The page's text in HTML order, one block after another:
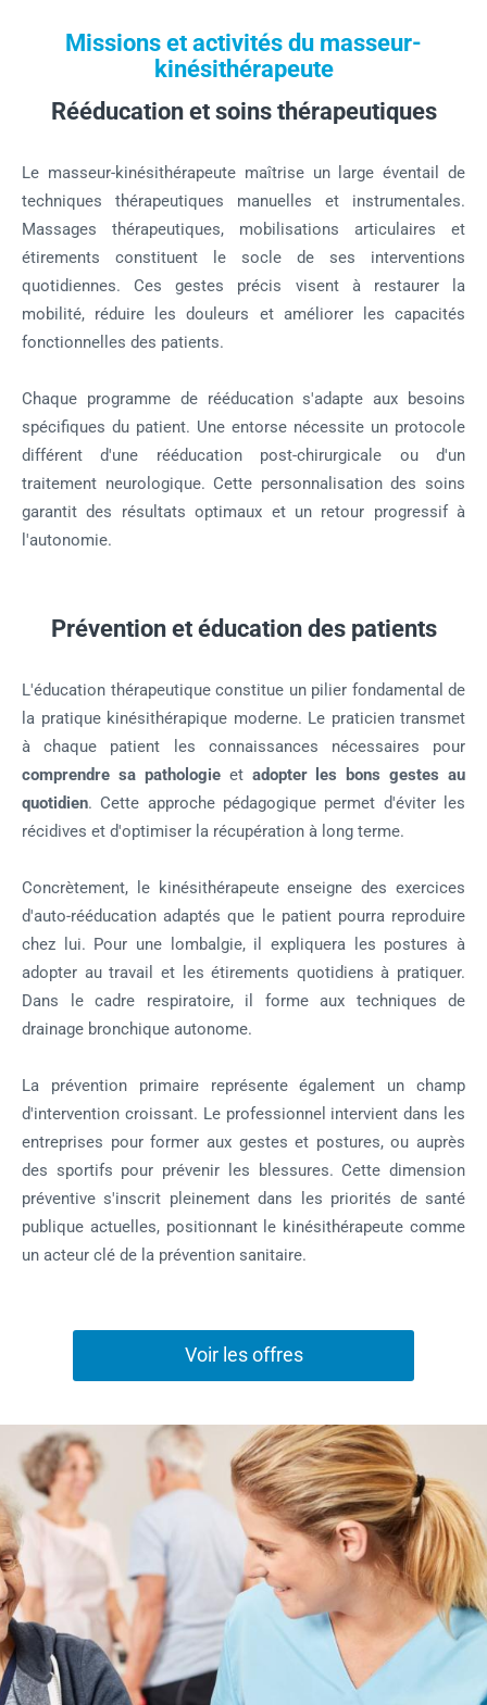
Missions et activités du masseur-
kinésithérapeute
Rééducation et soins thérapeutiques
Le masseur-kinésithérapeute maîtrise un large éventail de
techniques thérapeutiques manuelles et instrumentales.
Massages thérapeutiques, mobilisations articulaires et
étirements constituent le socle de ses interventions
quotidiennes. Ces gestes précis visent à restaurer la
mobilité, réduire les douleurs et améliorer les capacités
fonctionnelles des patients.
Chaque programme de rééducation s'adapte aux besoins
spécifiques du patient. Une entorse nécessite un protocole
différent d'une rééducation post-chirurgicale ou d'un
traitement neurologique. Cette personnalisation des soins
garantit des résultats optimaux et un retour progressif à
l'autonomie.
Prévention et éducation des patients
L'éducation thérapeutique constitue un pilier fondamental de
la pratique kinésithérapique moderne. Le praticien transmet
à chaque patient les connaissances nécessaires pour
comprendre sa pathologieet adopter les bons gestes au
quotidien. Cette approche pédagogique permet d'éviter les
récidives et d'optimiser la récupération à long terme.
Concrètement, le kinésithérapeute enseigne des exercices
d'auto-rééducation adaptés que le patient pourra reproduire
chez lui. Pour une lombalgie, il expliquera les postures à
adopter au travail et les étirements quotidiens à pratiquer.
Dans le cadre respiratoire, il forme aux techniques de
drainage bronchique autonome.
La prévention primaire représente également un champ
d'intervention croissant. Le professionnel intervient dans les
entreprises pour former aux gestes et postures, ou auprès
des sportifs pour prévenir les blessures. Cette dimension
préventive s'inscrit pleinement dans les priorités de santé
publique actuelles, positionnant le kinésithérapeute comme
un acteur clé de la prévention sanitaire.
Voir les offres